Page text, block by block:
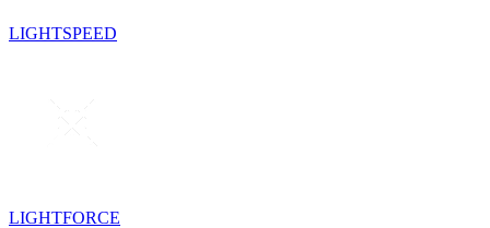
LIGHTSPEED
LIGHTFORCE